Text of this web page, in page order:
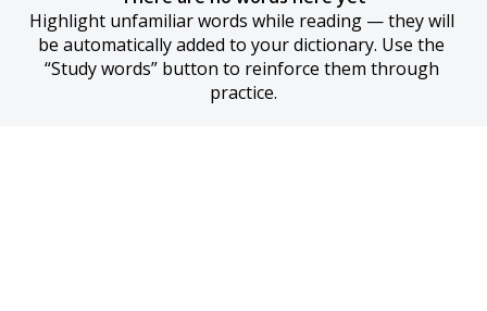
Highlight unfamiliar words while reading — they will
be automatically added to your dictionary. Use the
“Study words” button to reinforce them through
practice.